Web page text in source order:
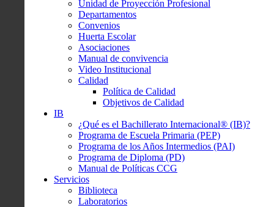
Unidad de Proyección Profesional
Departamentos
Convenios
Huerta Escolar
Asociaciones
Manual de convivencia
Video Institucional
Calidad
Política de Calidad
Objetivos de Calidad
IB
¿Qué es el Bachillerato Internacional® (IB)?
Programa de Escuela Primaria (PEP)
Programa de los Años Intermedios (PAI)
Programa de Diploma (PD)
Manual de Políticas CCG
Servicios
Biblioteca
Laboratorios